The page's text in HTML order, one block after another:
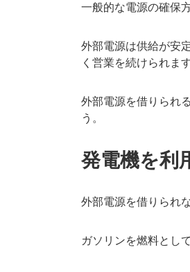
一般的な電源の確保
外部電源は供給が安
く営業を続けられます
外部電源を借りられ
う。
発電機を利
外部電源を借りられ
ガソリンを燃料とし